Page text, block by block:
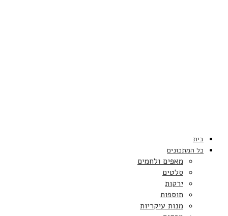
בית
כל המתכונים
מאפים ולחמים
סלטים
ירקות
תוספות
מנות עיקריות